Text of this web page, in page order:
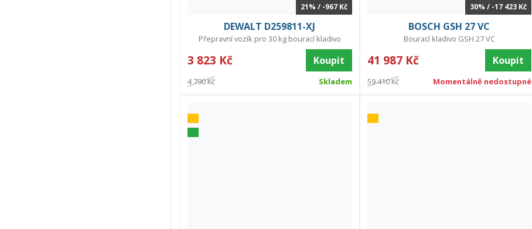
21% / -967 Kč
DEWALT D259811-XJ
Přepravní vozík pro 30 kg bourací kladivo
3 823 Kč Koupit
4 790 Kč Skladem
30% / -17 423 Kč
BOSCH GSH 27 VC
Bourací kladivo GSH 27 VC
41 987 Kč Koupit
59 410 Kč Momentálně nedostupné